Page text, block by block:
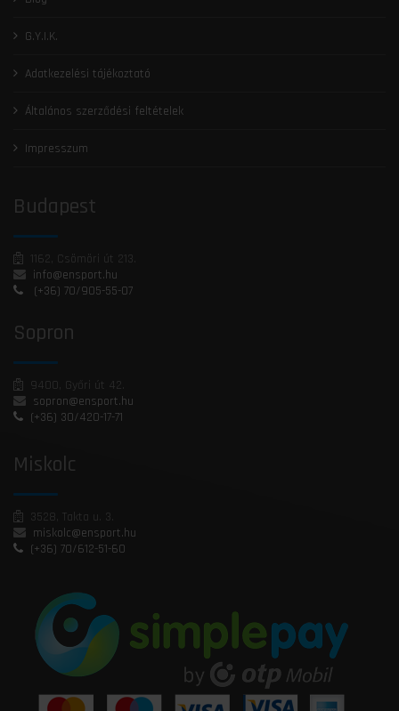
G.Y.I.K.
Adatkezelési tájékoztató
Általános szerződési feltételek
Impresszum
Budapest
1162, Csömöri út 213.
info@ensport.hu
(+36) 70/905-55-07
Sopron
9400, Győri út 42.
sopron@ensport.hu
(+36) 30/420-17-71
Miskolc
3528, Takta u. 3.
miskolc@ensport.hu
(+36) 70/612-51-60